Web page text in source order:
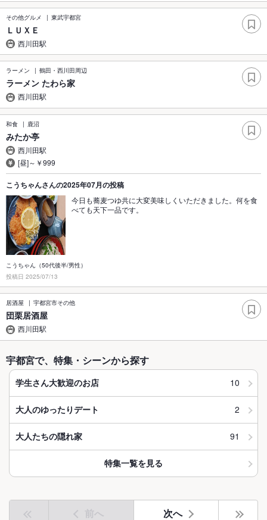
その他グルメ 東武宇都宮
ＬＵＸＥ
西川田駅
ラーメン 鶴田・西川田周辺
ラーメン たわら家
西川田駅
和食 鹿沼
みたか亭
西川田駅
[昼]～￥999
こうちゃんさんの2025年07月の投稿
今日も蕎麦つゆ共に大変美味しくいただきました。何を食
べても天下一品です。
こうちゃん（50代後半/男性）
投稿日 2025/07/13
居酒屋 宇都宮市その他
団栗居酒屋
西川田駅
宇都宮で、特集・シーンから探す
学生さん大歓迎のお店 10
大人のゆったりデート 2
大人たちの隠れ家 91
特集一覧を見る
前へ 次へ